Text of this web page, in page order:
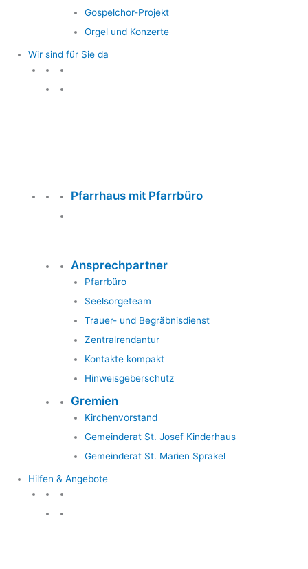
Gospelchor-Projekt
Orgel und Konzerte
Wir sind für Sie da
Pfarrhaus mit Pfarrbüro
Ansprechpartner
Pfarrbüro
Seelsorgeteam
Trauer- und Begräbnisdienst
Zentralrendantur
Kontakte kompakt
Hinweisgeberschutz
Gremien
Kirchenvorstand
Gemeinderat St. Josef Kinderhaus
Gemeinderat St. Marien Sprakel
Hilfen & Angebote